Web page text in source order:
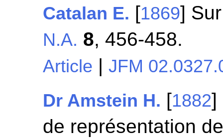
Catalan E. [1869]
N.A. 8, 456-458.
Article |JFM
Dr Amstein H. [1882]
de représentation